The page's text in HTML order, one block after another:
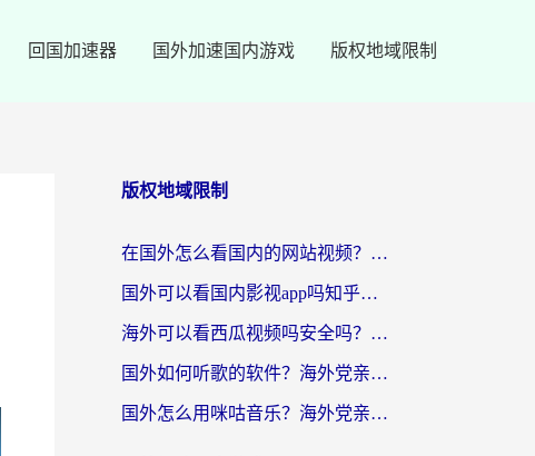
回国加速器 国外加速国内游戏 版权地域限制
版权地域限制
在国外怎么看国内的网站视频？别再踩坑！选对加速器秒回国内冲浪
国外可以看国内影视app吗知乎？留学生亲测有效的回国加速方案
海外可以看西瓜视频吗安全吗？留学生亲测：3步解决回国追剧难题，附靠谱加速器推荐
国外如何听歌的软件？海外党亲测有效的回国加速器指南
国外怎么用咪咕音乐？海外党亲测有效的听歌自由指南